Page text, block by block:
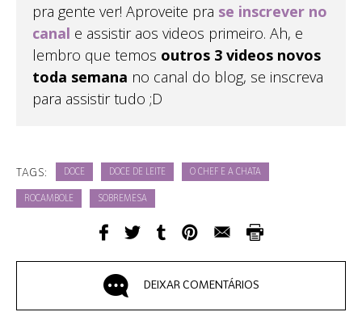
pra gente ver! Aproveite pra se inscrever no
canal e assistir aos videos primeiro. Ah, e
lembro que temos outros 3 videos novos
toda semana no canal do blog, se inscreva
para assistir tudo ;D
TAGS: DOCE DOCE DE LEITE O CHEF E A CHATA
ROCAMBOLE SOBREMESA
DEIXAR COMENTÁRIOS